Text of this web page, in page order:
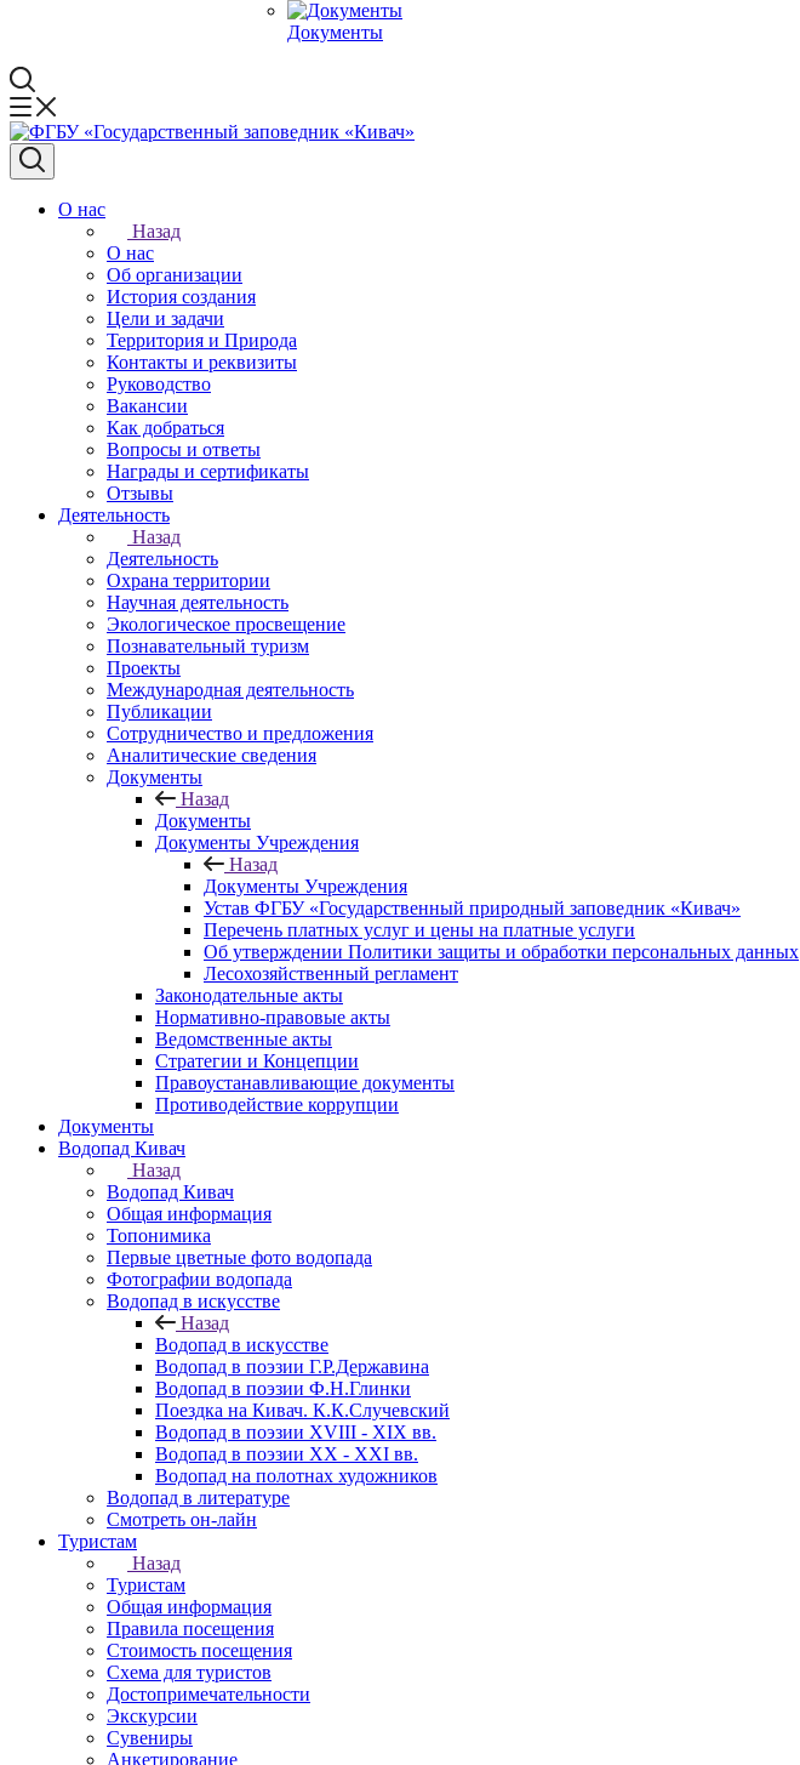
Документы
О нас
Назад
О нас
Об организации
История создания
Цели и задачи
Территория и Природа
Контакты и реквизиты
Руководство
Вакансии
Как добраться
Вопросы и ответы
Награды и сертификаты
Отзывы
Деятельность
Назад
Деятельность
Охрана территории
Научная деятельность
Экологическое просвещение
Познавательный туризм
Проекты
Международная деятельность
Публикации
Сотрудничество и предложения
Аналитические сведения
Документы
Назад
Документы
Документы Учреждения
Назад
Документы Учреждения
Устав ФГБУ «Государственный природный заповедник «Кивач»
Перечень платных услуг и цены на платные услуги
Об утверждении Политики защиты и обработки персональных данных
Лесохозяйственный регламент
Законодательные акты
Нормативно-правовые акты
Ведомственные акты
Стратегии и Концепции
Правоустанавливающие документы
Противодействие коррупции
Документы
Водопад Кивач
Назад
Водопад Кивач
Общая информация
Топонимика
Первые цветные фото водопада
Фотографии водопада
Водопад в искусстве
Назад
Водопад в искусстве
Водопад в поэзии Г.Р.Державина
Водопад в поэзии Ф.Н.Глинки
Поездка на Кивач. К.К.Случевский
Водопад в поэзии XVIII - XIX вв.
Водопад в поэзии XX - XXI вв.
Водопад на полотнах художников
Водопад в литературе
Смотреть он-лайн
Туристам
Назад
Туристам
Общая информация
Правила посещения
Стоимость посещения
Схема для туристов
Достопримечательности
Экскурсии
Сувениры
Анкетирование